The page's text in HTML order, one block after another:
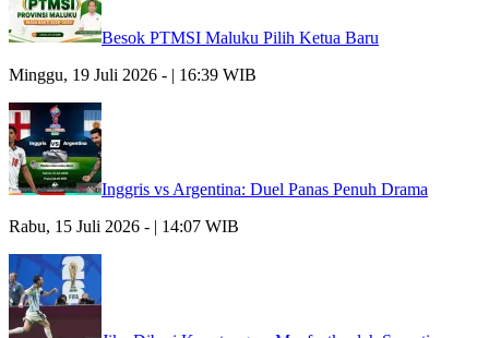
Besok PTMSI Maluku Pilih Ketua Baru
Minggu, 19 Juli 2026 - | 16:39 WIB
Inggris vs Argentina: Duel Panas Penuh Drama
Rabu, 15 Juli 2026 - | 14:07 WIB